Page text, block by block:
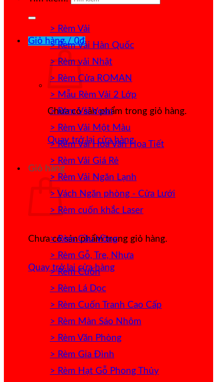
Giỏ hàng /0₫
Chưa có sản phẩm trong giỏ hàng.
Quay trở lại cửa hàng
Giỏ hàng
Chưa có sản phẩm trong giỏ hàng.
Quay trở lại cửa hàng
> Rèm Vải
> Rèm Vải Hàn Quốc
> Rèm vải Nhật
> Rèm Cửa ROMAN
> Mẫu Rèm Vải 2 Lớp
> Rèm Vải Voan
> Rèm Vải Một Màu
> Rèm Vải Hoa Văn Họa Tiết
> Rèm Vải Giá Rẻ
> Rèm Vải Ngăn Lạnh
> Vách Ngăn phòng - Cửa Lưới
> Rèm cuốn khắc Laser
> Rèm Cầu Vồng
> Rèm Gỗ, Tre, Nhựa
> Rèm Cuốn
> Rèm Lá Dọc
> Rèm Cuốn Tranh Cao Cấp
> Rèm Màn Sáo Nhôm
> Rèm Văn Phòng
> Rèm Gia Đình
> Rèm Hạt Gỗ Phong Thủy